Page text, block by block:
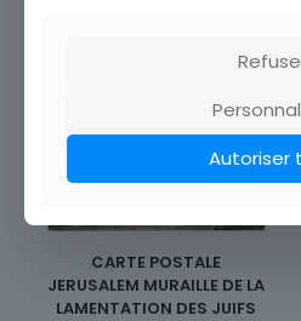
CARTE POSTALE
JERUSALEM MURAILLE DE LA
LAMENTATION DES JUIFS
Autoriser